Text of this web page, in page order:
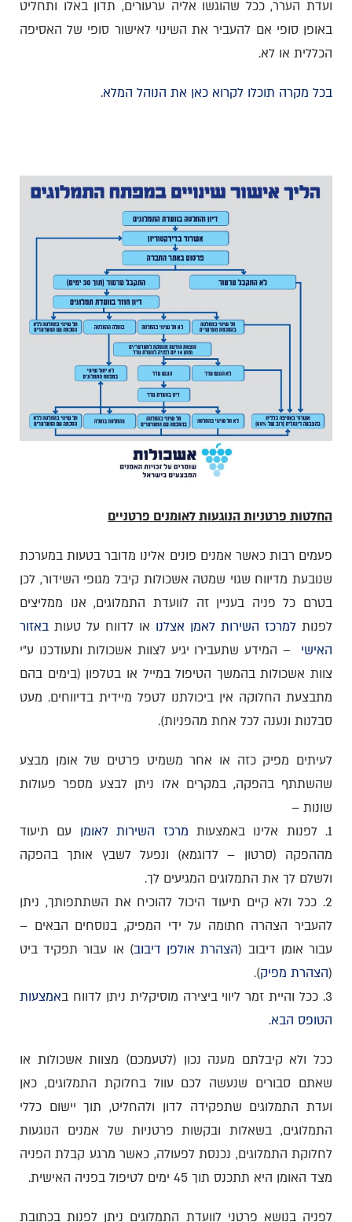
ועדת הערר, ככל שהוגשו אליה ערעורים, תדון באלו ותחליט
באופן סופי אם להעביר את השינוי לאישור סופי של האסיפה
הכללית או לא.
בכל מקרה תוכלו לקרוא כאן את הנוהל המלא.
החלטות פרטניות הנוגעות לאומנים פרטניים
פעמים רבות כאשר אמנים פונים אלינו מדובר בטעות במערכת
שנובעת מדיווח שגוי שמטה אשכולות קיבל מגופי השידור, לכן
בטרם כל פניה בעניין זה לוועדת התמלוגים, אנו ממליצים
לפנות למרכז השירות לאמן אצלנו או לדווח על טעות באזור
האישי – המידע שתעבירו יגיע לצוות אשכולות ותעודכנו ע"י
צוות אשכולות בהמשך הטיפול במייל או בטלפון (בימים בהם
מתבצעת החלוקה אין ביכולתנו לטפל מיידית בדיווחים. מעט
סבלנות ונענה לכל אחת מהפניות).
לעיתים מפיק כזה או אחר משמיט פרטים של אומן מבצע
שהשתתף בהפקה, במקרים אלו ניתן לבצע מספר פעולות
שונות –
1. לפנות אלינו באמצעות
מרכז השירות לאומן עם תיעוד
מההפקה (סרטון – לדוגמא) ונפעל לשבץ אותך בהפקה
ולשלם לך את התמלוגים המגיעים לך.
2. ככל ולא קיים תיעוד היכול להוכיח את השתתפותך, ניתן
להעביר הצהרה חתומה על ידי המפיק, בנוסחים הבאים –
עבור אומן דיבוב (הצהרת אולפן דיבוב) או עבור תפקיד ביט
(הצהרת מפיק).
3. ככל והיית זמר ליווי ביצירה מוסיקלית ניתן לדווח ב
אמצעות
הטופס הבא.
ככל ולא קיבלתם מענה נכון (לטעמכם) מצוות אשכולות או
שאתם סבורים שנעשה לכם עוול בחלוקת התמלוגים, כאן
ועדת התמלוגים שתפקידה לדון ולהחליט, תוך יישום כללי
התמלוגים, בשאלות ובקשות פרטניות של אמנים הנוגעות
לחלוקת התמלוגים, נכנסת לפעולה, כאשר מרגע קבלת הפניה
מצד האומן היא תתכנס תוך 45 ימים לטיפול בפניה האישית.
לפניה בנושא פרטני לוועדת התמלוגים ניתן לפנות בכתובת